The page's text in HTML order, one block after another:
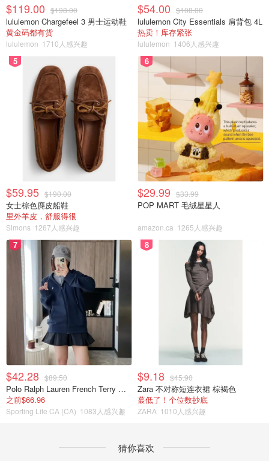
$119.00 $198.00
lululemon Chargefeel 3 男士运动鞋
黄金码都有货
lululemon 1710人感兴趣
$54.00 $108.00
lululemon City Essentials 肩背包 4L
热卖！库存紧张
lululemon 1406人感兴趣
5
$59.95 $190.00
女士棕色麂皮船鞋
里外羊皮，舒服得很
Simons 1267人感兴趣
6
$29.99 $33.99
POP MART 毛绒星星人
amazon.ca 1265人感兴趣
7
$42.28 $89.50
Polo Ralph Lauren French Terry 女童连帽卫衣 7-16码
之前$66.96
Sporting Life CA (CA) 1083人感兴趣
8
$9.18 $45.90
Zara 不对称短连衣裙 棕褐色
蕞低了！个位数抄底
ZARA 1010人感兴趣
猜你喜欢